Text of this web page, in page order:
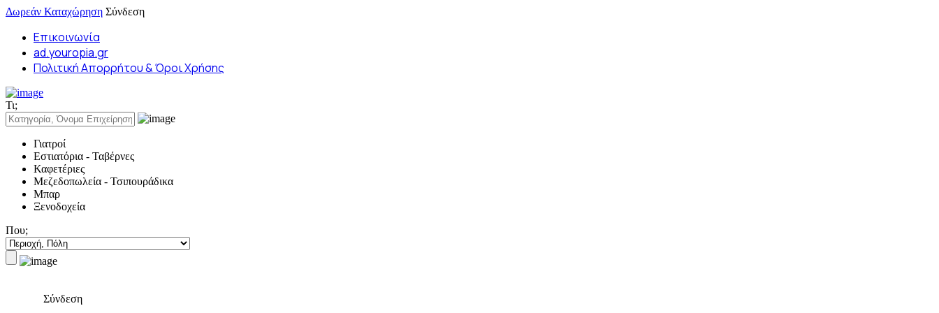
Δωρεάν Καταχώρηση Σύνδεση
Επικοινωνία
ad.youropia.gr
Πολιτική Απορρήτου & Όροι Χρήσης
Τι;
Γιατροί
Εστιατόρια - Ταβέρνες
Καφετέριες
Μεζεδοπωλεία - Τσιπουράδικα
Μπαρ
Ξενοδοχεία
Που;
Σύνδεση